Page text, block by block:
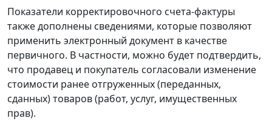
Показатели корректировочного счета-фактуры
также дополнены сведениями, которые позволяют
применить электронный документ в качестве
первичного. В частности, можно будет подтвердить,
что продавец и покупатель согласовали изменение
стоимости ранее отгруженных (переданных,
сданных) товаров (работ, услуг, имущественных
прав).